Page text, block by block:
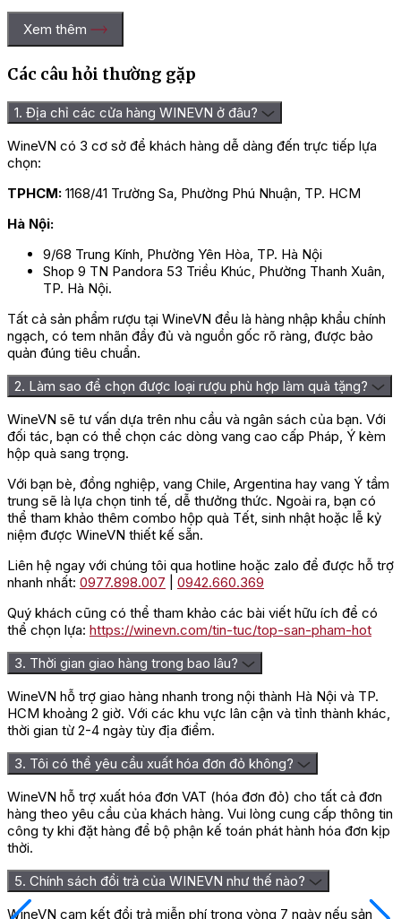
Xem thêm
Các câu hỏi thường gặp
1. Địa chỉ các cửa hàng WINEVN ở đâu?
WineVN có 3 cơ sở để khách hàng dễ dàng đến trực tiếp lựa
chọn:
TPHCM: 1168/41 Trường Sa, Phường Phú Nhuận, TP. HCM
Hà Nội:
9/68 Trung Kính, Phường Yên Hòa, TP. Hà Nội
Shop 9 TN Pandora 53 Triều Khúc, Phường Thanh Xuân,
TP. Hà Nội.
Tất cả sản phẩm rượu tại WineVN đều là hàng nhập khẩu chính
ngạch, có tem nhãn đầy đủ và nguồn gốc rõ ràng, được bảo
quản đúng tiêu chuẩn.
2. Làm sao để chọn được loại rượu phù hợp làm quà tặng?
WineVN sẽ tư vấn dựa trên nhu cầu và ngân sách của bạn. Với
đối tác, bạn có thể chọn các dòng vang cao cấp Pháp, Ý kèm
hộp quà sang trọng.
Với bạn bè, đồng nghiệp, vang Chile, Argentina hay vang Ý tầm
trung sẽ là lựa chọn tinh tế, dễ thưởng thức. Ngoài ra, bạn có
thể tham khảo thêm combo hộp quà Tết, sinh nhật hoặc lễ kỷ
niệm được WineVN thiết kế sẵn.
Liên hệ ngay với chúng tôi qua hotline hoặc zalo để được hỗ trợ
nhanh nhất: 0977.898.007
0942.660.369
Quý khách cũng có thể tham khảo các bài viết hữu ích để có
thể chọn lựa: https://winevn.com/tin-tuc/top-san-pham-hot
3. Thời gian giao hàng trong bao lâu?
WineVN hỗ trợ giao hàng nhanh trong nội thành Hà Nội và TP.
HCM khoảng 2 giờ. Với các khu vực lân cận và tỉnh thành khác,
thời gian từ 2-4 ngày tùy địa điểm.
3. Tôi có thể yêu cầu xuất hóa đơn đỏ không?
WineVN hỗ trợ xuất hóa đơn VAT (hóa đơn đỏ) cho tất cả đơn
hàng theo yêu cầu của khách hàng. Vui lòng cung cấp thông tin
công ty khi đặt hàng để bộ phận kế toán phát hành hóa đơn kịp
thời.
5. Chính sách đổi trả của WINEVN như thế nào?
WineVN cam kết đổi trả miễn phí trong vòng 7 ngày nếu sản